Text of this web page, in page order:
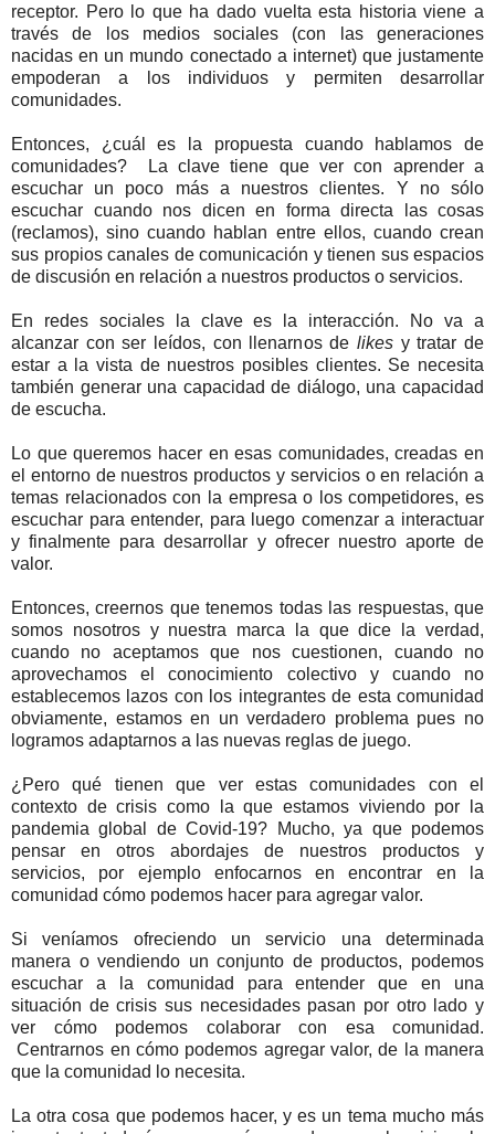
receptor. Pero lo que ha dado vuelta esta historia viene a
través de los medios sociales (con las generaciones
nacidas en un mundo conectado a internet) que justamente
empoderan a los individuos y permiten desarrollar
comunidades.
Entonces, ¿cuál es la propuesta cuando hablamos de
comunidades?
La clave tiene que ver con aprender a
escuchar un poco más a nuestros clientes. Y no sólo
escuchar cuando nos dicen en forma directa las cosas
(reclamos), sino cuando hablan entre ellos, cuando crean
sus propios canales de comunicación y tienen sus espacios
de discusión en relación a nuestros productos o servicios.
En redes sociales la clave es la interacción. No va a
alcanzar con ser leídos, con llenarnos de likesy tratar de
estar a la vista de nuestros posibles clientes. Se necesita
también generar una capacidad de diálogo, una capacidad
de escucha.
Lo que queremos hacer en esas comunidades, creadas en
el entorno de nuestros productos y servicios o en relación a
temas relacionados con la empresa o los competidores, es
escuchar para entender, para luego comenzar a interactuar
y finalmente para desarrollar y ofrecer nuestro aporte de
valor.
Entonces, creernos que tenemos todas las respuestas, que
somos nosotros y nuestra marca la que dice la verdad,
cuando no aceptamos que nos cuestionen, cuando no
aprovechamos el conocimiento colectivo y cuando no
establecemos lazos con los integrantes de esta comunidad
obviamente, estamos en un verdadero problema pues no
logramos adaptarnos a las nuevas reglas de juego.
¿Pero qué tienen que ver estas comunidades con el
contexto de crisis como la que estamos viviendo por la
pandemia global de Covid-19? Mucho, ya que podemos
pensar en otros abordajes de nuestros productos y
servicios, por ejemplo enfocarnos en encontrar en la
comunidad cómo podemos hacer para agregar valor.
Si veníamos ofreciendo un servicio una determinada
manera o vendiendo un conjunto de productos, podemos
escuchar a la comunidad para entender que en una
situación de crisis sus necesidades pasan por otro lado y
ver cómo podemos colaborar con esa comunidad.
Centrarnos en cómo podemos agregar valor, de la manera
que la comunidad lo necesita.
La otra cosa que podemos hacer, y es un tema mucho más